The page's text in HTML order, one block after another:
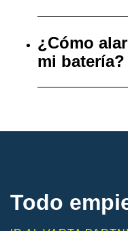
¿Cómo
mi batería?
Todo